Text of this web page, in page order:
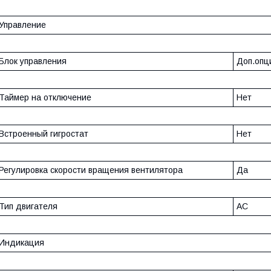
управления
на отключение Нет
гигростат Нет
скорости вращения вентилятора Да
двигателя AC